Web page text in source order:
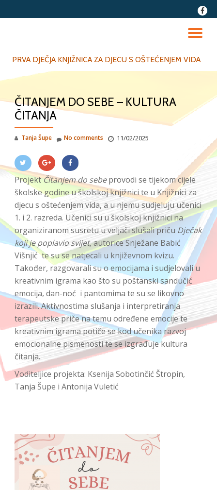
fa-
PRVA DJEČJA KNJIŽNICA ZA DJECU S OŠTEĆENJEM VIDA
ČITANJEM DO SEBE – KULTURA
ČITANJA
Tanja Šupe 11/02/2025
No comments
ProjektČitanjem do sebeprovodi se tijekom cijele
školske godine u školskoj knjižnici te u Knjižnici za
djecu s oštećenjem vida, a u njemu sudjeluju učenici
1. i 2. razreda. Učenici su u školskoj knjižnici na
organiziranom susretu u veljači slušali priču Dječak
koji je poplavio svijet,autorice Snježane Babić
Višnjić te su se natjecali u književnom kvizu.
Također, razgovarali su o emocijama i sudjelovali u
kreativnim igrama kao što su poštanski sandučić
emocija, dan-noć i pantomima te su se likovno
izrazili. Aktivnostima slušanja i interpretiranja
terapeutske priče na temu određene emocije te
kreativnim igrama potiče se kod učenika razvoj
emocionalnepismenostite se izgrađuje kultura
čitanja.
Voditeljice projekta: Ksenija Sobotinčić Štropin,
Tanja Šupe i Antonija Vuletić